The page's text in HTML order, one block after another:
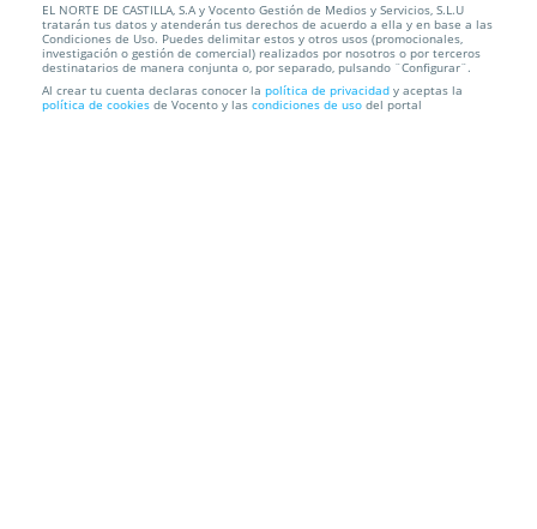
Renueva tu piel con una limpieza facial para lucir
una piel ...
R&B Monroy Estética Corporal C/ Peral, 11, 47007. Valladolid.
EL NORTE DE CASTILLA, S.A y Vocento Gestión de Medios y Servicios, S.L.U
tratarán tus datos y atenderán tus derechos de acuerdo a ella y en base a las
Condiciones de Uso. Puedes delimitar estos y otros usos (promocionales,
investigación o gestión de comercial) realizados por nosotros o por terceros
destinatarios de manera conjunta o, por separado, pulsando ¨Configurar¨.
Al crear tu cuenta declaras conocer la política de privacidad y aceptas la
política de cookies de Vocento y las condiciones de uso del portal